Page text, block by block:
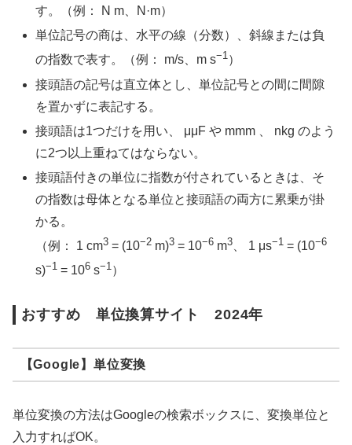
す。（例： N m、N·m）
単位記号の商は、水平の線（分数）、斜線または負
の指数で表す。（例： m/s、m s−1）
接頭語の記号は直立体とし、単位記号との間に間隙
を置かずに表記する。
接頭語は1つだけを用い、 μμF や mmm 、 nkg のよう
に2つ以上重ねてはならない。
接頭語付きの単位に指数が付されているときは、そ
の指数は母体となる単位と接頭語の両方に累乗が掛
かる。
（例： 1 cm3 = (10−2 m)3 = 10−6 m3、 1 μs−1 = (10−6
s)−1 = 106 s−1）
おすすめ 単位換算サイト 2024年
【Google】単位変換
単位変換の方法はGoogleの検索ボックスに、変換単位と
入力すればOK。